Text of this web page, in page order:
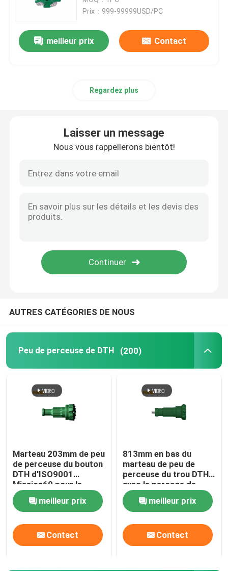
Système de perçage de terrains de recouvrement
Outils à pastilles de fil
outils à pastilles coniques
Adaptateur de jambe de DTH
Peu de charbonnage
Prix：999-99999USD/PC
meilleur prix Contact
Regardez plus
Laisser un message
Nous vous rappellerons bientôt!
AUTRES CATÉGORIES DE NOUS
Peu de perceuse de DTH (200)
Marteau 203mm de peu
de perceuse du bouton
DTH d'ISO9001
Mission60 pour le
perçage de trou
meilleur prix
Contact
813mm en bas du
marteau de peu de
perceuse du trou DTH
avec le perçage de
l'empilage N240 et de
la basemeilleur prix
Contact